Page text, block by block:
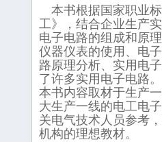
本书根据国家职业
工》，结合企业生产
电子电路的组成和原
仪器仪表的使用、电
路原理分析、实用电
了许多实用电子电路。
本书内容取材于生产
大生产一线的电工电
关电气技术人员参考
机构的理想教材。